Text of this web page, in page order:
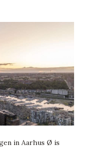
in Aarhus Ø is